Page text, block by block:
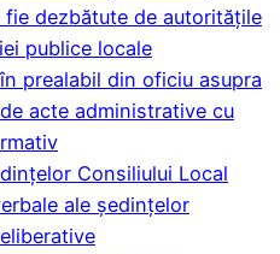
fie dezbătute de autoritățile
publice locale
prealabil din oficiu asupra
acte administrative cu
Consiliului Local
ale ședințelor